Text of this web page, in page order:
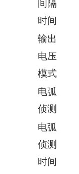
间隔
时间
输出
电压
模式
电弧
侦测
电弧
侦测
时间